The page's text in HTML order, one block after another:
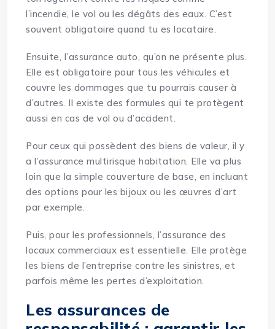
l’incendie, le vol ou les dégâts des eaux. C’est
souvent obligatoire quand tu es locataire.
Ensuite, l’assurance auto, qu’on ne présente plus.
Elle est obligatoire pour tous les véhicules et
couvre les dommages que tu pourrais causer à
d’autres. Il existe des formules qui te protègent
aussi en cas de vol ou d’accident.
Pour ceux qui possèdent des biens de valeur, il y
a l’assurance multirisque habitation. Elle va plus
loin que la simple couverture de base, en incluant
des options pour les bijoux ou les œuvres d’art
par exemple.
Puis, pour les professionnels, l’assurance des
locaux commerciaux est essentielle. Elle protège
les biens de l’entreprise contre les sinistres, et
parfois même les pertes d’exploitation.
Les assurances de